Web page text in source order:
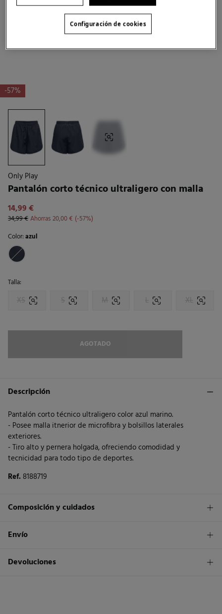
-57%
Only Play
Pantalón corto técnico ultraligero con malla
14,99 €
34,99 €Ahorras20,00 €
57
Color:azul
Talla:
XS S M L XL
AGOTADO
Descripción
Pantalón corto técnico ultraligero color azul marino.
- Posee malla itnerior de microfibra y bolsillos laterales
exteriores.
- Tiro alto y pernera holgada, ofreciendo comodidad y
tecnicidad para todo tipo de deportes.
Ref. 8188719
Composición y cuidados
Composición
Cuidados
Envío
Envío a tienda
1,95€
Devoluciones
Configuración de cookies